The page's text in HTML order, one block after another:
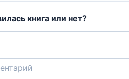
книга или нет?